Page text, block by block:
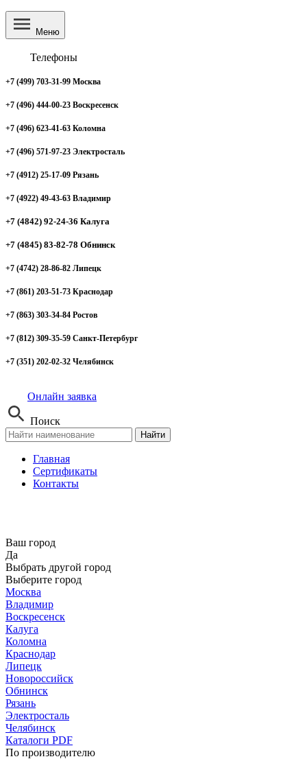
Меню
Телефоны
+7 (499) 703-31-99 Москва
+7 (496) 444-00-23 Воскресенск
+7 (496) 623-41-63 Коломна
+7 (496) 571-97-23 Электросталь
+7 (4912) 25-17-09 Рязань
+7 (4922) 49-43-63 Владимир
+7 (4842) 92-24-36 Калуга
+7 (4845) 83-82-78 Обнинск
+7 (4742) 28-86-82 Липецк
+7 (861) 203-51-73 Краснодар
+7 (863) 303-34-84 Ростов
+7 (812) 309-35-59 Санкт-Петербург
+7 (351) 202-02-32 Челябинск
Онлайн заявка
Поиск
Найти
Главная
Сертификаты
Контакты
Ваш город
Да
Выбрать другой город
Выберите город
Москва
Владимир
Воскресенск
Калуга
Коломна
Краснодар
Липецк
Новороссийск
Обнинск
Рязань
Электросталь
Челябинск
Каталоги PDF
По производителю